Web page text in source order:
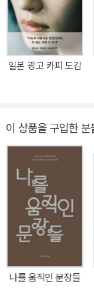
을 한다. 이는 잘 하면
되는 허무의 경계에
의 눈에 들기 위해 단어
카피라이터 오하림 직
라고 하면 누구나 떠올
계정 〈내가 광고회사
하는 n명의 카피라이
록했다. 카피라이터들
하며 힘들게 한 것과
고 있는 동료 직업인들
보자. “전략적 메시지로서의 글의 유용함과, 또 글이라는 막연함에 대
한 고민과, 글이라는
다는 저자의 말처럼 《
직업인의 고충, 그럼에
았다. 그리고 이 도서
일본 광고 카피 도감
이 상품을 구입한
나를 움직인 문장들